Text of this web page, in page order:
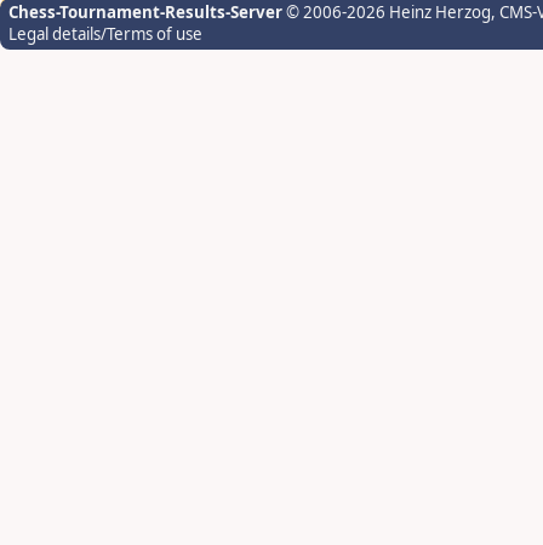
Chess-Tournament-Results-Server© 2006-2026 Heinz Herzog,
Legal details/Terms of use